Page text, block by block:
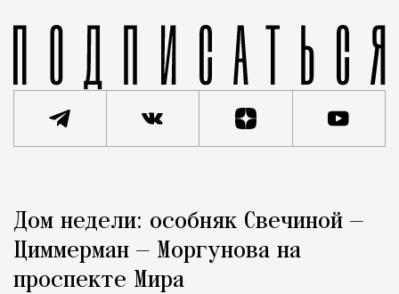
Город
Дом недели: особняк Свечиной —
Циммерман — Моргунова на
проспекте Мира